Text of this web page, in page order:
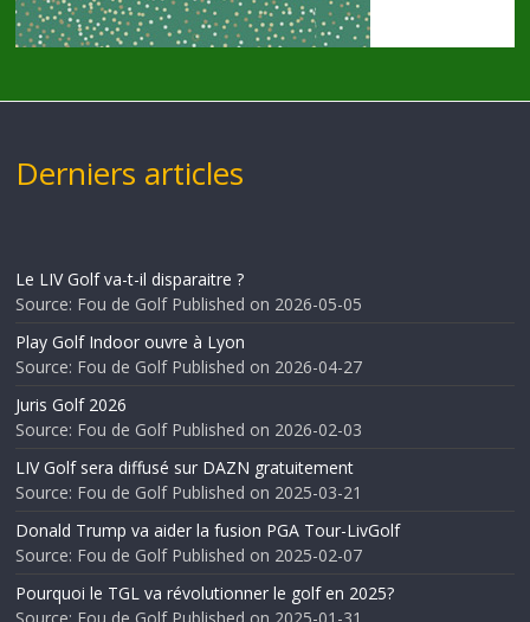
Derniers articles
Le LIV Golf va-t-il disparaitre ?
Source: Fou de Golf Published on 2026-05-05
Play Golf Indoor ouvre à Lyon
Source: Fou de Golf Published on 2026-04-27
Juris Golf 2026
Source: Fou de Golf Published on 2026-02-03
LIV Golf sera diffusé sur DAZN gratuitement
Source: Fou de Golf Published on 2025-03-21
Donald Trump va aider la fusion PGA Tour-LivGolf
Source: Fou de Golf Published on 2025-02-07
Pourquoi le TGL va révolutionner le golf en 2025?